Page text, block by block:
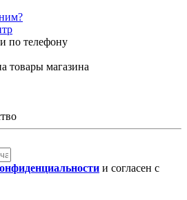
по телефону
товары магазина
и согласен с